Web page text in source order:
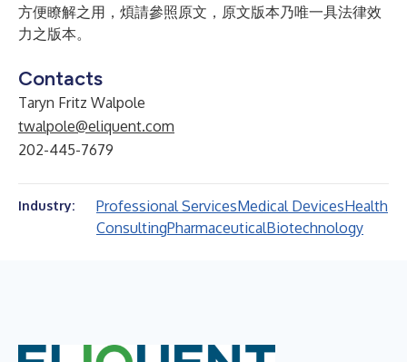
方便瞭解之用，煩請參照原文，原文版本乃唯一具法律效
力之版本。
Contacts
Taryn Fritz Walpole
twalpole@eliquent.com
202-445-7679
Industry: Professional ServicesMedical DevicesHealth
ConsultingPharmaceuticalBiotechnology